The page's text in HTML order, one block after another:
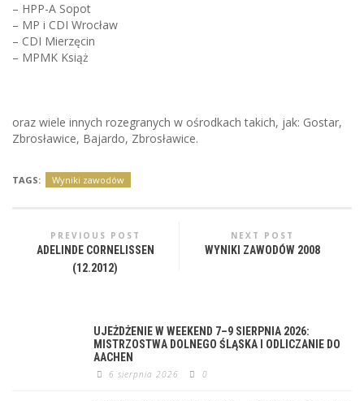
– HPP-A Sopot
– MP i CDI Wrocław
– CDI Mierzęcin
– MPMK Książ
oraz wiele innych rozegranych w ośrodkach takich, jak: Gostar,
Zbrosławice, Bajardo, Zbrosławice.
TAGS: Wyniki zawodów
PREVIOUS POST
ADELINDE CORNELISSEN
(12.2012)
NEXT POST
WYNIKI ZAWODÓW 2008
UJEŻDŻENIE W WEEKEND 7–9 SIERPNIA 2026:
MISTRZOSTWA DOLNEGO ŚLĄSKA I ODLICZANIE DO
AACHEN
6 sierpnia 2026 0